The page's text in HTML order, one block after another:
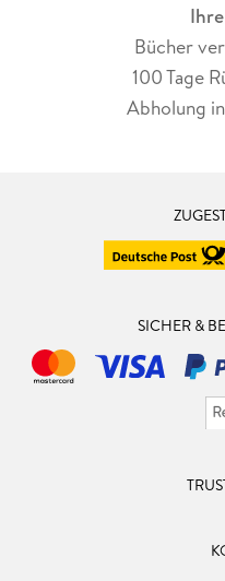
Bücher
100 Tage
Abholung
SICHER &